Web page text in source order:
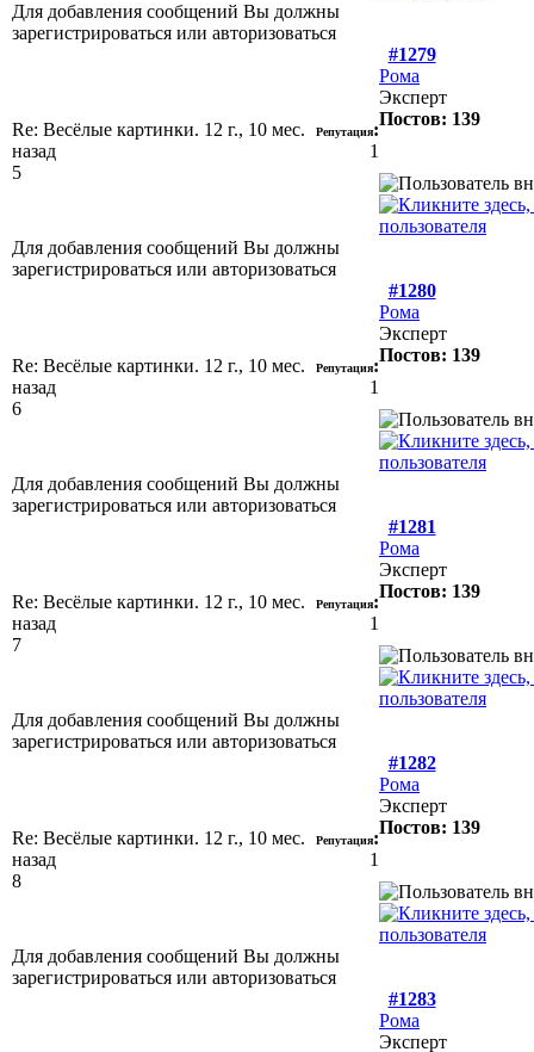
Для добавления сообщений Вы должны
зарегистрироваться или авторизоваться
#1279
Re: Весёлые картинки. 12 г., 10 мес.
назад
Репутация:
1
5
Рома
Эксперт
Постов: 139
Для добавления сообщений Вы должны
зарегистрироваться или авторизоваться
#1280
Re: Весёлые картинки. 12 г., 10 мес.
назад
Репутация:
1
6
Рома
Эксперт
Постов: 139
Для добавления сообщений Вы должны
зарегистрироваться или авторизоваться
#1281
Re: Весёлые картинки. 12 г., 10 мес.
назад
Репутация:
1
7
Рома
Эксперт
Постов: 139
Для добавления сообщений Вы должны
зарегистрироваться или авторизоваться
#1282
Re: Весёлые картинки. 12 г., 10 мес.
назад
Репутация:
1
8
Рома
Эксперт
Постов: 139
Для добавления сообщений Вы должны
зарегистрироваться или авторизоваться
#1283
Рома
Эксперт